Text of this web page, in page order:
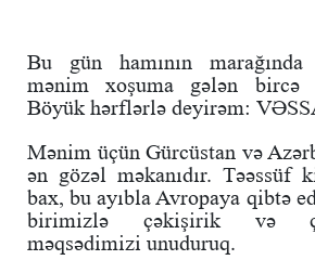
Bu gün hamının
mənim xoşuma gələn bircə
Böyük hərflərlə deyirəm:
Mənim üçün Gürcüstan və
ən gözəl məkanıdır. Təəssüf
bax, bu ayıbla Avropaya qibtə
birimizlə çəkişirik və
məqsədimizi unuduruq.